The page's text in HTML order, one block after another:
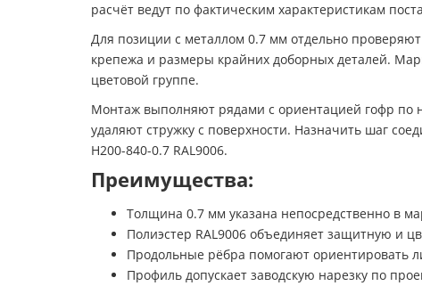
расчёт ведут по фактическим характеристикам
Для позиции с металлом 0.7 мм отдельно
крепежа и размеры крайних доборных деталей.
цветовой группе.
Монтаж выполняют рядами с ориентацией гофр по
удаляют стружку с поверхности. Назначить шаг
Н200-840-0.7 RAL9006.
Преимущества:
Толщина 0.7 мм указана непосредственно в
Полиэстер RAL9006 объединяет защитную и
Продольные рёбра помогают ориентировать
Профиль допускает заводскую нарезку по